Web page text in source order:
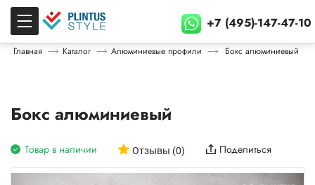
+7 (495)-147-47-10
Главная Каталог Алюминиевые профили Бокс алюминиевый
Бокс алюминиевый
Товар в наличии Отзывы (0) Поделиться